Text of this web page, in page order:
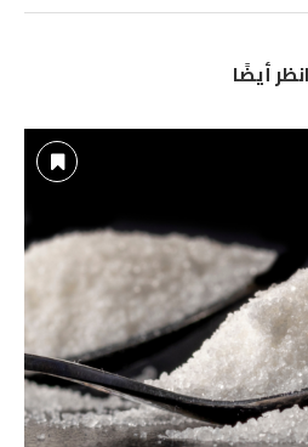
انظر أيضًا